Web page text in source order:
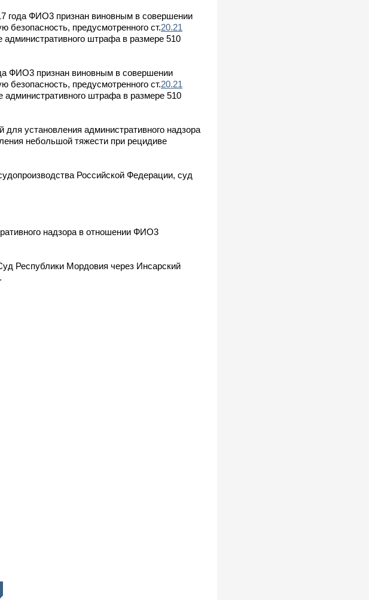
года ФИО3 признан виновным в совершении
предусмотренного ст.20.21
административного штрафа в размере 510
ФИО3 признан виновным в совершении
предусмотренного ст.20.21
административного штрафа в размере 510
установления административного надзора
небольшой тяжести при рецидиве
Российской Федерации, суд
надзора в отношении ФИО3
Республики Мордовия через Инсарский